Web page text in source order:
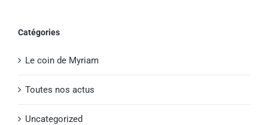
Catégories
Le coin de Myriam
Toutes nos actus
Uncategorized